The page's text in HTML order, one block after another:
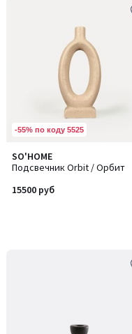
-55% по коду 5525
SO'HOME
Подсвечник Orbit / Орбит
15500 руб